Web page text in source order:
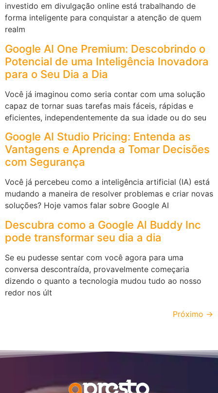
investido em divulgação online está trabalhando de
forma inteligente para conquistar a atenção de quem
realm
Google AI One Premium: Descobrindo o
Potencial de uma Inteligência Inovadora
para o Seu Dia a Dia
Você já imaginou como seria contar com uma solução
capaz de tornar suas tarefas mais fáceis, rápidas e
eficientes, independentemente da sua idade ou do seu
Google AI Studio Pricing: Entenda as
Vantagens e Aprenda a Tomar Decisões
com Segurança
Você já percebeu como a inteligência artificial (IA) está
mudando a maneira de resolver problemas e criar novas
soluções? Hoje vamos falar sobre Google AI
Descubra como a Google AI Buddy Inc
pode transformar seu dia a dia
Se eu pudesse sentar com você agora para uma
conversa descontraída, provavelmente começaria
dizendo o quanto a tecnologia mudou tudo ao nosso
redor nos últ
Próximo →